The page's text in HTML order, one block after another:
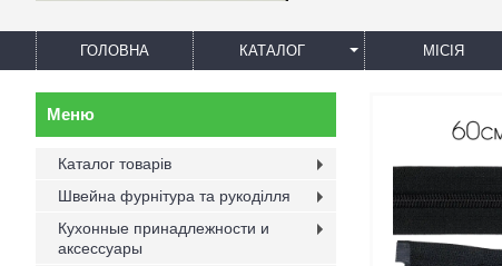
ГОЛОВНА КАТАЛОГ МІСІЯ
Каталог товарів
Швейна фурнітура та рукоділля
Кухонные принадлежности и
аксессуары